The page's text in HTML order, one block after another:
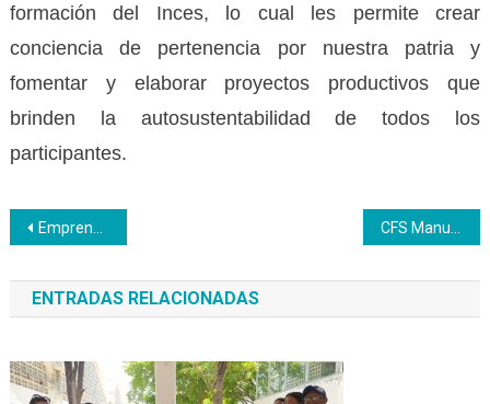
formación del Inces, lo cual les permite crear
conciencia de pertenencia por nuestra patria y
fomentar y elaborar proyectos productivos que
brinden la autosustentabilidad de todos los
participantes.
Navegación
de
entradas
Emprendedores neoespartanos realizaron en Inces exposición de cocina creativa en vivo
ENTRADAS RELACIONADAS